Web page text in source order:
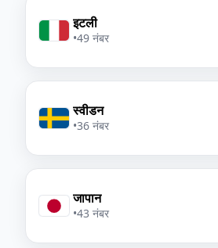
इटली
•49 नंबर
स्वीडन
•36 नंबर
जापान
•43 नंबर